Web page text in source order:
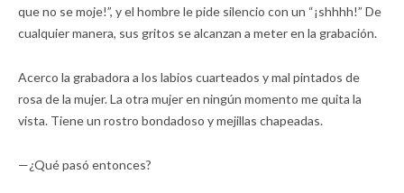
que no se moje!”, y el hombre le pide silencio con un “¡shhhh!” De
cualquier manera, sus gritos se alcanzan a meter en la grabación.
Acerco la grabadora a los labios cuarteados y mal pintados de
rosa de la mujer. La otra mujer en ningún momento me quita la
vista. Tiene un rostro bondadoso y mejillas chapeadas.
—¿Qué pasó entonces?